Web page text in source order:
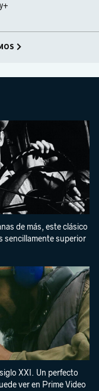
de más, este clásico
sencillamente superior
XXI. Un perfecto
ver en Prime Video